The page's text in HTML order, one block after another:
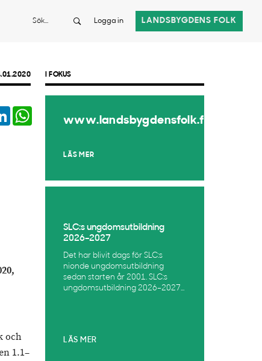
Sök Logga in LANDSBYGDENS FOLK
LinkedIn
och
1.1–
I FOKUS
www.landsbygdensfolk.fi
LÄS MER
SLC:s ungdomsutbildning
2026–2027
Det har blivit dags för SLC:s
nionde ungdomsutbildning
sedan starten år 2001. SLC:s
ungdomsutbildning 2026–2027...
LÄS MER